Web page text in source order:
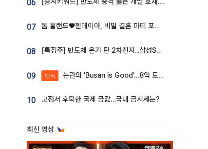
06
07 톰 홀랜드♥젠데이아, 비밀 결혼 파티 포착⋯호텔 대관비만 9억
08 [특징주] 반도체 온기 탄 2차전지...삼성SDI, 장 초반 7% 넘게 껑충
09 단독 논란의 'Busan is Good'…8억 도시브랜드, 용산 대통령실 CI 업체가 수행
10 고점서 후퇴한 국제 금값…국내 금시세는?
최신 영상